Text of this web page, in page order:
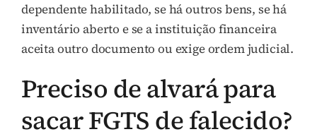
dependente habilitado, se há outros bens, se há
inventário aberto e se a instituição financeira
aceita outro documento ou exige ordem judicial.
Preciso de alvará para
sacar FGTS de falecido?